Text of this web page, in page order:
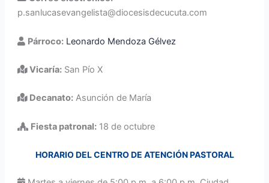
p.sanlucasevangelista@diocesisdecucuta.com
Párroco: Leonardo Mendoza Gélvez
Vicaría:San Pío X
Decanato:Asunción de María
Fiesta patronal:18 de octubre
HORARIO DEL CENTRO DE ATENCIÓN PASTORAL